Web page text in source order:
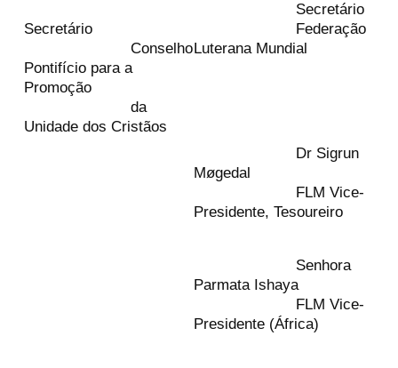
Secretário
Conselho
Pontifício para a
Promoção
da
Unidade dos Cristãos
Secretário
Federação
Luterana Mundial
Dr Sigrun
Møgedal
FLM Vice-
Presidente, Tesoureiro
Senhora
Parmata Ishaya
FLM Vice-
Presidente (África)